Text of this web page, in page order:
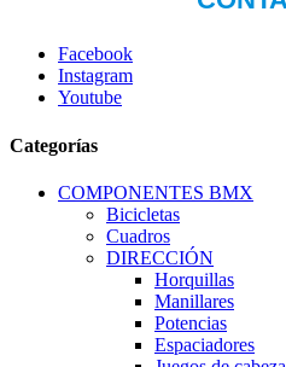
Facebook
Instagram
Youtube
Categorías
COMPONENTES BMX
Bicicletas
Cuadros
DIRECCIÓN
Horquillas
Manillares
Potencias
Espaciadores